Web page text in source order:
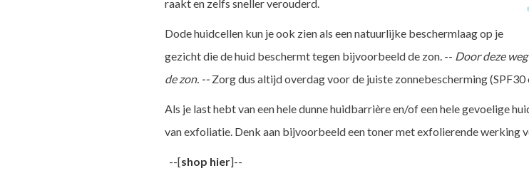
raakt en zelfs sneller verouderd.
Dode huidcellen kun je ook zien als een natuurlijke beschermlaag op je
gezicht die de huid beschermt tegen bijvoorbeeld de zon. -- Door deze
de zon. -- Zorg dus altijd overdag voor de juiste zonnebescherming
Als je last hebt van een hele dunne huidbarrière en/of een hele gevoelige
van exfoliatie. Denk aan bijvoorbeeld een toner met exfolierende werking
--[shop hier]--